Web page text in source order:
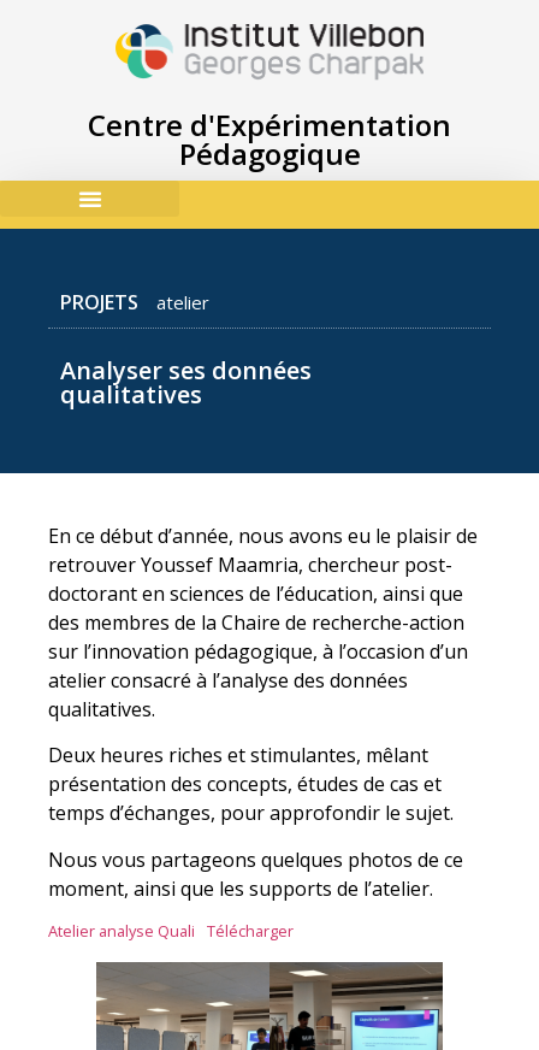
Centre d'Expérimentation
Pédagogique
PROJETS atelier
Analyser ses données
qualitatives
En ce début d’année, nous avons eu le plaisir de
retrouver Youssef Maamria, chercheur post-
doctorant en sciences de l’éducation, ainsi que
des membres de la Chaire de recherche-action
sur l’innovation pédagogique, à l’occasion d’un
atelier consacré à l’analyse des données
qualitatives.
Deux heures riches et stimulantes, mêlant
présentation des concepts, études de cas et
temps d’échanges, pour approfondir le sujet.
Nous vous partageons quelques photos de ce
moment, ainsi que les supports de l’atelier.
Atelier analyse Quali Télécharger